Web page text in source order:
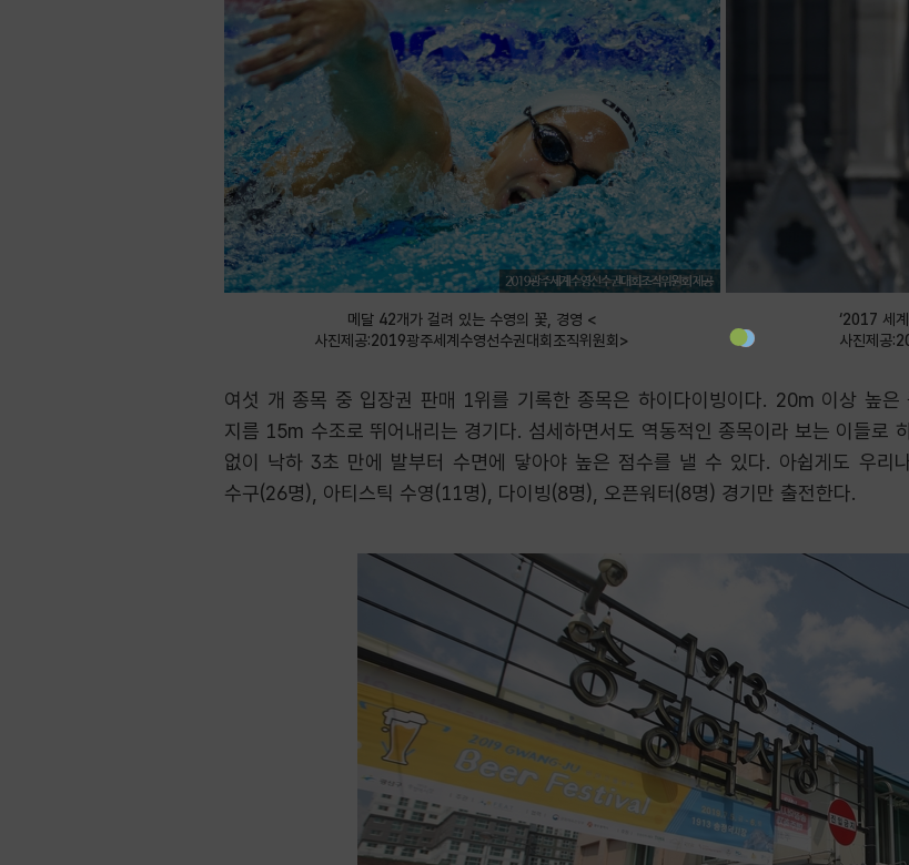
메달 42개가 걸려 있는 수영의 꽃, 경영 <
사진제공:2019광주세계수영선수권대회조직위원회>
‘2017 세
사진제공
여섯 개 종목 중 입장권 판매 1위를 기록한 종목은 하이다이빙이다. 20m 이상 높
지름 15m 수조로 뛰어내리는 경기다. 섬세하면서도 역동적인 종목이라 보는 이들로
없이 낙하 3초 만에 발부터 수면에 닿아야 높은 점수를 낼 수 있다. 아쉽게도 우리
수구(26명), 아티스틱 수영(11명), 다이빙(8명), 오픈워터(8명) 경기만 출전한다.